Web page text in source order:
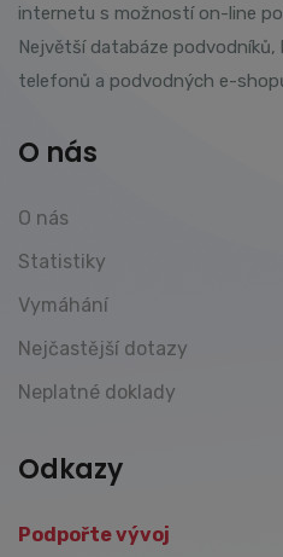
internetu s možností on-line
Největší databáze
telefonů a podvodných e-
O nás
O nás
Statistiky
Vymáhání
Nejčastější dotazy
Neplatné doklady
Odkazy
Podpořte vývoj